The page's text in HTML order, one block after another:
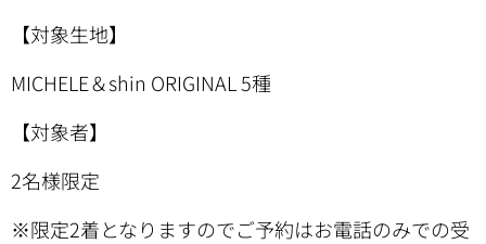
【対象生地】
MICHELE＆shin ORIGINAL 5種
【対象者】
2名様限定
※限定2着となりますのでご予約はお電話のみでの受